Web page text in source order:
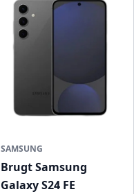
SAMSUNG
Brugt Samsung
Galaxy S24 FE